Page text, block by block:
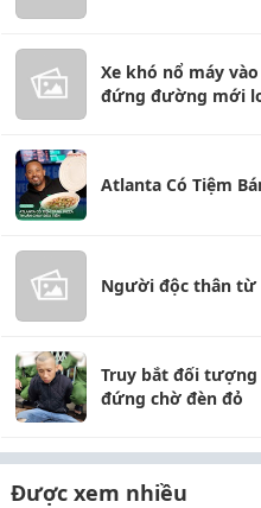
Xe khó nổ máy
đứng đường mới
Atlanta Có Tiệm
Người độc thân từ
Truy bắt đối
đứng chờ đèn đỏ
Được xem nhiều